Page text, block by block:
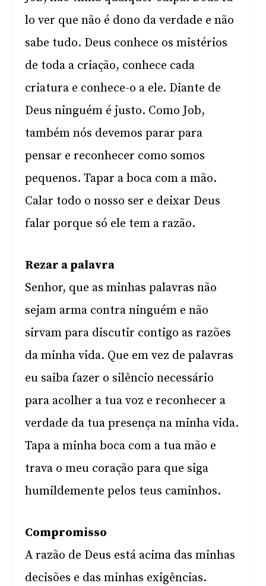
lo ver que não é dono da verdade e não
sabe tudo. Deus conhece os mistérios
de toda a criação, conhece cada
criatura e conhece-o a ele. Diante de
Deus ninguém é justo. Como Job,
também nós devemos parar para
pensar e reconhecer como somos
pequenos. Tapar a boca com a mão.
Calar todo o nosso ser e deixar Deus
falar porque só ele tem a razão.
Rezar a palavra
Senhor, que as minhas palavras não
sejam arma contra ninguém e não
sirvam para discutir contigo as razões
da minha vida. Que em vez de palavras
eu saiba fazer o silêncio necessário
para acolher a tua voz e reconhecer a
verdade da tua presença na minha vida.
Tapa a minha boca com a tua mão e
trava o meu coração para que siga
humildemente pelos teus caminhos.
Compromisso
A razão de Deus está acima das minhas
decisões e das minhas exigências.